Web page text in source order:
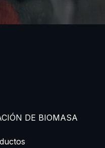
DE BIOMASA